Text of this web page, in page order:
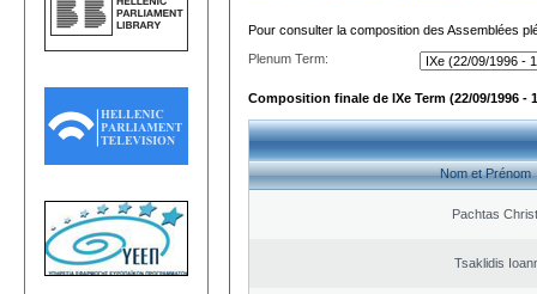
Pour consulter la composition des Assemblées
Plenum Term:
Composition finale de IXe Term (22/09/1996 -
Nom et Prénom
Pachtas
Tsaklidis